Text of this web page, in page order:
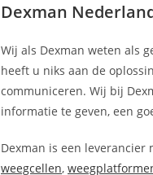
Dexman
Wij als Dexman weten als
heeft u niks aan de
communiceren. Wij bij
informatie te geven, een
Dexman is een
weegcellen,